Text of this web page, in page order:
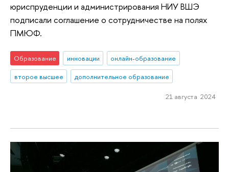
юриспруденции и администрирования НИУ ВШЭ
подписали соглашение о сотрудничестве на полях
ПМЮФ.
Образование инновации
онлайн-образование
второе высшее
дополнительное образование
21 августа 2024